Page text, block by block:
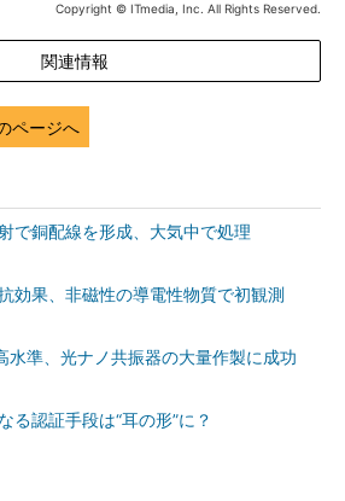
Copyright © ITmedia, Inc. All Rights Reserved.
関連情報
ページへ
で銅配線を形成、大気中で処理
効果、非磁性の導電性物質で初観測
水準、光ナノ共振器の大量作製に成功
る認証手段は“耳の形”に？